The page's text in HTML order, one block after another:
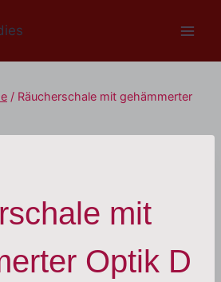
/ Räucherschale mit gehämmerter
mit
Optik D